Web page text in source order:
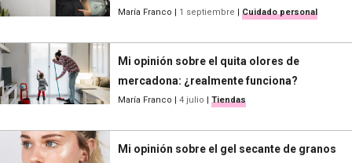
María Franco | 1 septiembre | Cuidado personal
Mi opinión sobre el quita olores de
mercadona: ¿realmente funciona?
María Franco | 4 julio | Tiendas
Mi opinión sobre el gel secante de granos